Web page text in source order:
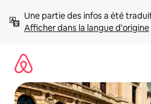
directement
Afficher dans la langue d'origine